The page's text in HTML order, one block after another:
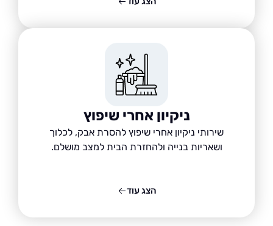
ניקיון אחרי שיפוץ
שירותי ניקיון אחרי שיפוץ להסרת אבק, לכלוך
ושאריות בנייה ולהחזרת הבית למצב מושלם.